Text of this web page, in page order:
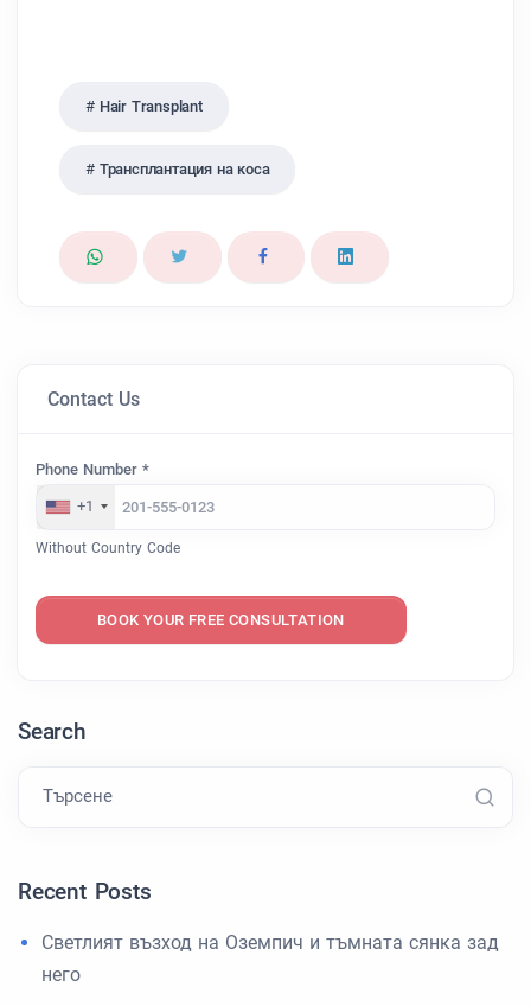
Hair Transplant
Трансплантация на коса
Contact Us
Phone Number *
+1
Without Country Code
BOOK YOUR FREE CONSULTATION
Search
Търсене
Recent Posts
Светлият възход на Оземпич и тъмната сянка зад
него